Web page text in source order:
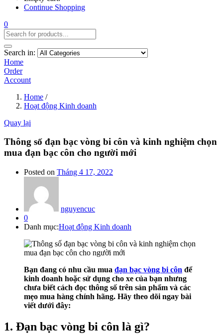
Continue Shopping
0
Search in:
Home
Order
Account
Home /
Hoạt động Kinh doanh
Quay lại
Thông số đạn bạc vòng bi côn và kinh nghiệm chọn
mua đạn bạc côn cho người mới
Posted on Tháng 4 17, 2022
nguyencuc
0
Danh mục:Hoạt động Kinh doanh
Bạn đang có nhu cầu mua đạn bạc vòng bi côn để
kinh doanh hoặc sử dụng cho xe của bạn nhưng
chưa biết cách đọc thông số trên sản phẩm và các
mẹo mua hàng chính hãng. Hãy theo dõi ngay bài
viết dưới đây:
1. Đạn bạc vòng bi côn là gì?